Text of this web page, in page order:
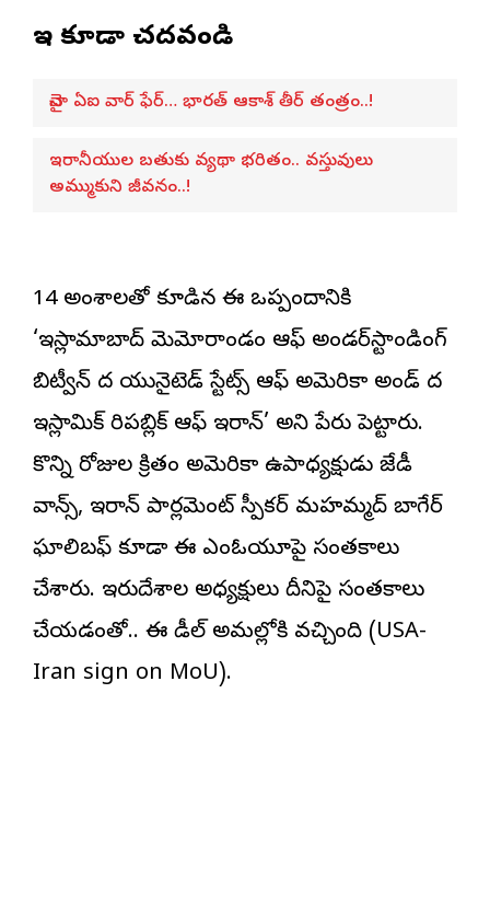
ఇవి కూడా చదవండి
చైనా ఏఐ వార్ ఫేర్… భారత్ ఆకాశ్ తీర్ తంత్రం..!
ఇరానీయుల బతుకు వ్యథా భరితం.. వస్తువులు
అమ్ముకుని జీవనం..!
14 అంశాలతో కూడిన ఈ ఒప్పందానికి
‘ఇస్లామాబాద్‌ మెమోరాండం ఆఫ్‌ అండర్‌స్టాండింగ్‌
బిట్వీన్‌ ద యునైటెడ్‌ స్టేట్స్‌ ఆఫ్‌ అమెరికా అండ్‌ ద
ఇస్లామిక్‌ రిపబ్లిక్‌ ఆఫ్‌ ఇరాన్‌’ అని పేరు పెట్టారు.
కొన్ని రోజుల క్రితం అమెరికా ఉపాధ్యక్షుడు జేడీ
వాన్స్‌, ఇరాన్‌ పార్లమెంట్‌ స్పీకర్‌ మహమ్మద్‌ బాగేర్‌
ఘాలిబఫ్‌ కూడా ఈ ఎంఓయూపై సంతకాలు
చేశారు. ఇరుదేశాల అధ్యక్షులు దీనిపై సంతకాలు
చేయడంతో.. ఈ డీల్‌ అమల్లోకి వచ్చింది (USA-
Iran sign on MoU).